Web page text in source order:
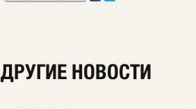
ДРУГИЕ НОВОСТИ